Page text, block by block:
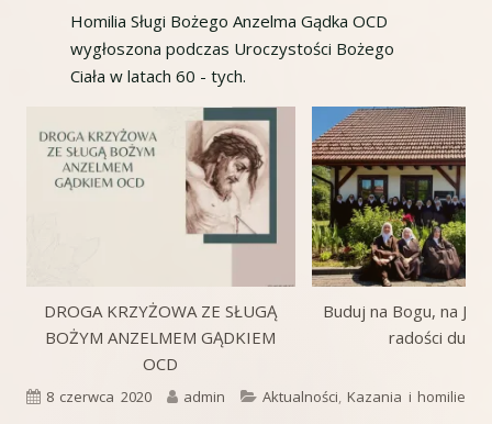
Homilia Sługi Bożego Anzelma Gądka OCD
wygłoszona podczas Uroczystości Bożego
Ciała w latach 60 - tych.
DROGA KRZYŻOWA ZE SŁUGĄ
BOŻYM ANZELMEM GĄDKIEM
OCD
Buduj na Bogu, na
radości
Opublikowano
8 czerwca 2020 Autor
admin Kategorie
Aktualności, Kazania i homilie